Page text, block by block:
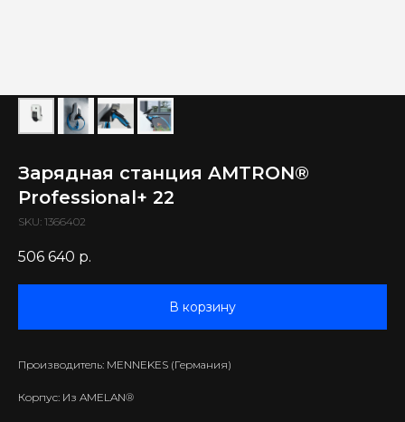
Зарядная станция AMTRON®
Professional+ 22
SKU: 1366402
506 640 р.
В корзину
Производитель: MENNEKES (Германия)
Корпус: Из AMELAN®